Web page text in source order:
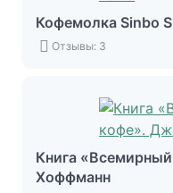
Кофемолка Sinbo
Отзывы: 3
Книга
Хоффманн